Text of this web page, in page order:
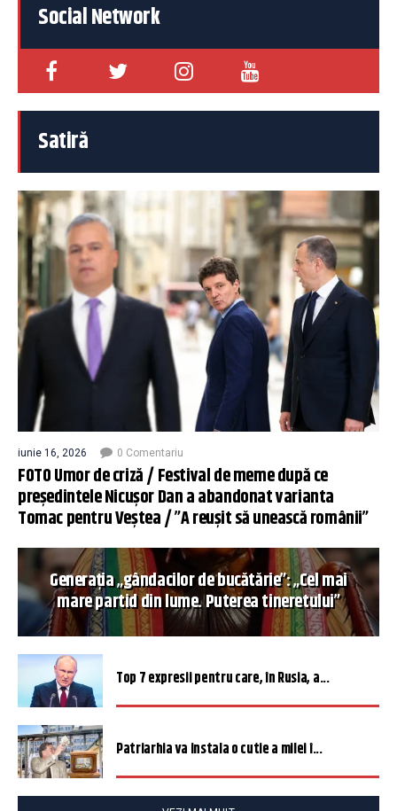
Social Network
Satiră
iunie 16, 2026 0 Comentariu
FOTO Umor de criză / Festival de meme după ce
președintele Nicușor Dan a abandonat varianta
Tomac pentru Veștea / ”A reușit să unească românii”
Generația „gândacilor de bucătărie”: „Cel mai
mare partid din lume. Puterea tineretului”
Top 7 expresii pentru care, în Rusia, a...
Patriarhia va instala o cutie a milei î...